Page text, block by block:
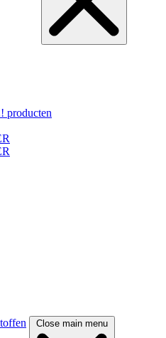
producten
Close main menu